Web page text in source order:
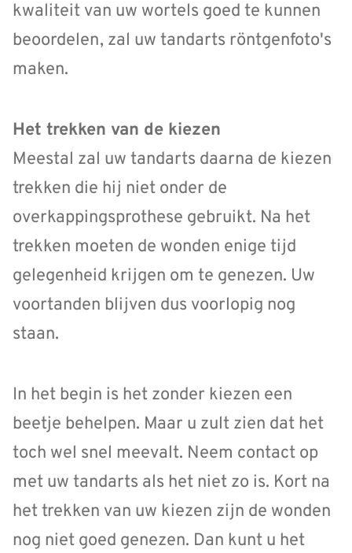
kwaliteit van uw wortels goed te kunnen
beoordelen, zal uw tandarts röntgenfoto's
maken.
Het trekken van de kiezen
Meestal zal uw tandarts daarna de kiezen
trekken die hij niet onder de
overkappingsprothese gebruikt. Na het
trekken moeten de wonden enige tijd
gelegenheid krijgen om te genezen. Uw
voortanden blijven dus voorlopig nog
staan.
In het begin is het zonder kiezen een
beetje behelpen. Maar u zult zien dat het
toch wel snel meevalt. Neem contact op
met uw tandarts als het niet zo is. Kort na
het trekken van uw kiezen zijn de wonden
nog niet goed genezen. Dan kunt u het